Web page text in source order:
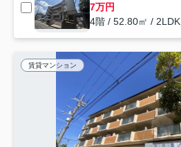
7万円
4階 / 52.80㎡ / 2LDK
賃貸マンション